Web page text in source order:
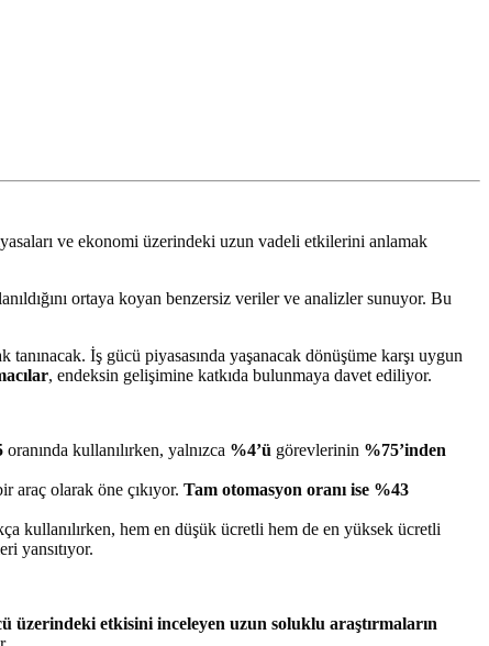
ve ekonomi üzerindeki uzun vadeli etkilerini anlamak
ortaya koyan benzersiz veriler ve analizler sunuyor. Bu
İş gücü piyasasında yaşanacak dönüşüme karşı uygun
, endeksin gelişimine katkıda bulunmaya davet ediliyor.
oranında kullanılırken, yalnızca %4’ü görevlerinin %75’inden
araç olarak öne çıkıyor. Tam otomasyon oranı ise %43
kullanılırken, hem en düşük ücretli hem de en yüksek ücretli
yansıtıyor.
etkisini inceleyen uzun soluklu araştırmaların